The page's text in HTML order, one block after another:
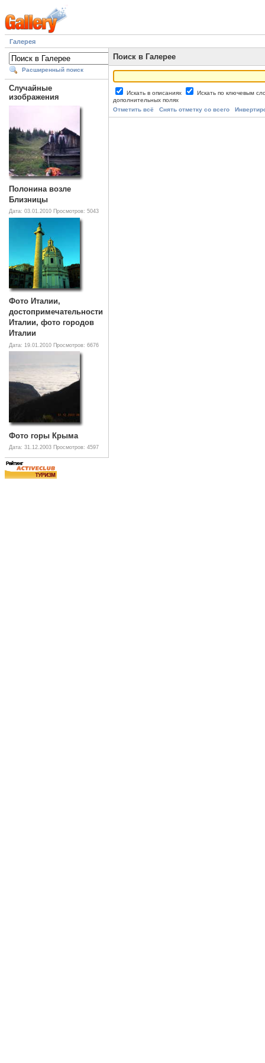
Галерея
Расширенный поиск
Случайные
изображения
Полонина возле
Близницы
Дата: 03.01.2010 Просмотров: 5043
Фото Италии,
достопримечательности
Италии, фото городов
Италии
Дата: 19.01.2010 Просмотров: 6676
Фото горы Крыма
Дата: 31.12.2003 Просмотров: 4597
Поиск в Галерее
Искать в описаниях
Искать по ключевым
дополнительных полях
Отметить всё
Снять отметку со всего